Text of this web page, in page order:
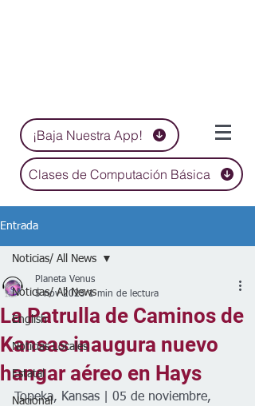
¡Baja Nuestra App!
Clases de Computación Básica
Entrada
Noticias/ All News
English
Noticias Locales
Estatal
Nacional
Noticias/ All News
La Patrulla de Caminos de
Kansas inaugura nuevo
hangar aéreo en Hays
Planeta Venus
5 nov 2025 1 min de lectura
Topeka, Kansas | 05 de noviembre,